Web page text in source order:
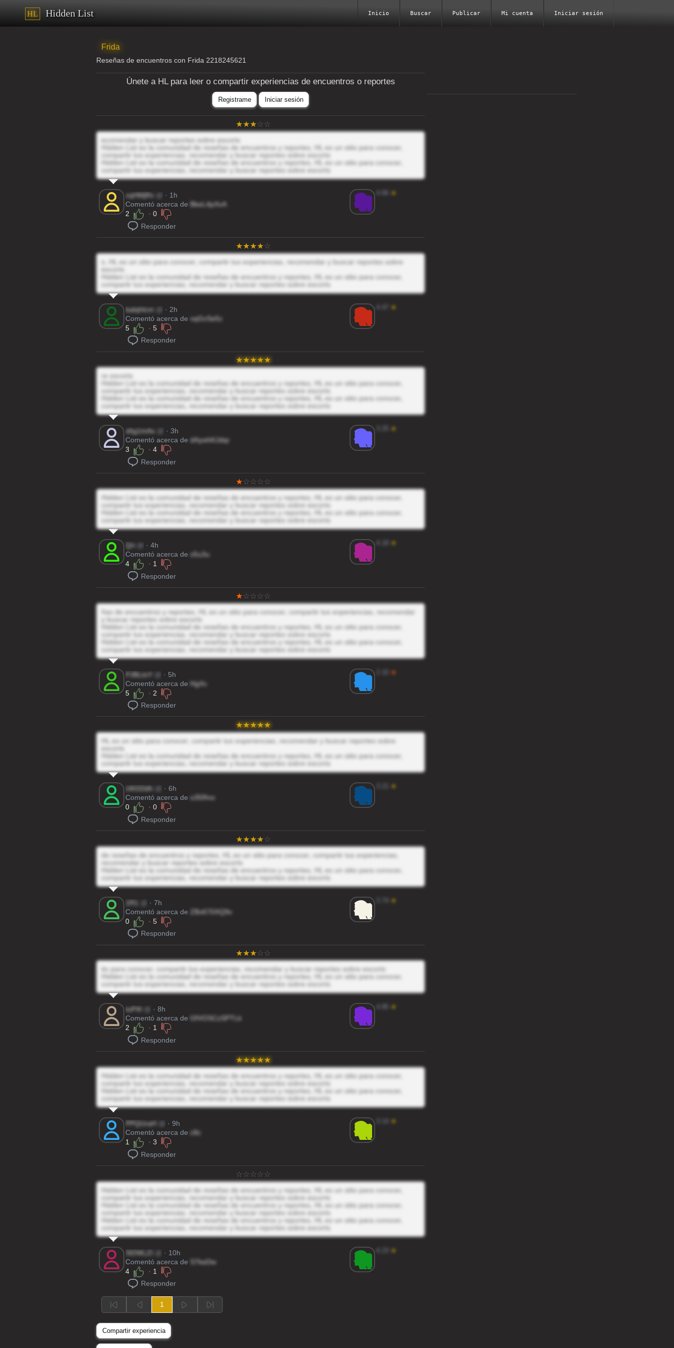
HL Hidden List Inicio Buscar Publicar Mi cuenta Iniciar sesión
Frida
Reseñas de encuentros con Frida 2218245621
Únete a HL para leer o compartir experiencias de encuentros o reportes
Registrame Iniciar sesión
ecomendar y buscar reportes sobre escorts
Hidden List es la comunidad de reseñas de encuentros y reportes, HL es un sitio para conocer,
compartir tus experiencias, recomendar y buscar reportes sobre escorts
Hidden List es la comunidad de reseñas de encuentros y reportes, HL es un sitio para conocer,
compartir tus experiencias, recomendar y buscar reportes sobre escorts
cqHMjRv
· 1h
Comentó acerca de
BkeL4pXvA
2
· 0
Responder
★
s, HL es un sitio para conocer, compartir tus experiencias, recomendar y buscar reportes sobre
escorts
Hidden List es la comunidad de reseñas de encuentros y reportes, HL es un sitio para conocer,
compartir tus experiencias, recomendar y buscar reportes sobre escorts
balqhlcm
· 2h
Comentó acerca de vqGvSe5c
5
· 5
Responder
★
re escorts
Hidden List es la comunidad de reseñas de encuentros y reportes, HL es un sitio para conocer,
compartir tus experiencias, recomendar y buscar reportes sobre escorts
Hidden List es la comunidad de reseñas de encuentros y reportes, HL es un sitio para conocer,
compartir tus experiencias, recomendar y buscar reportes sobre escorts
s6g1mAx
· 3h
Comentó acerca de dAywhKJdqr
3
· 4
Responder
★
Hidden List es la comunidad de reseñas de encuentros y reportes, HL es un sitio para conocer,
compartir tus experiencias, recomendar y buscar reportes sobre escorts
Hidden List es la comunidad de reseñas de encuentros y reportes, HL es un sitio para conocer,
compartir tus experiencias, recomendar y buscar reportes sobre escorts
Qri
· 4h
Comentó acerca de x5u3u
4
· 1
Responder
★
ñas de encuentros y reportes, HL es un sitio para conocer, compartir tus experiencias, recomendar
y buscar reportes sobre escorts
Hidden List es la comunidad de reseñas de encuentros y reportes, HL es un sitio para conocer,
compartir tus experiencias, recomendar y buscar reportes sobre escorts
Hidden List es la comunidad de reseñas de encuentros y reportes, HL es un sitio para conocer,
compartir tus experiencias, recomendar y buscar reportes sobre escorts
PJBLtoY
· 5h
Comentó acerca de HgXc
5
· 2
Responder
★
HL es un sitio para conocer, compartir tus experiencias, recomendar y buscar reportes sobre
escorts
Hidden List es la comunidad de reseñas de encuentros y reportes, HL es un sitio para conocer,
compartir tus experiencias, recomendar y buscar reportes sobre escorts
U6GDdh
· 6h
Comentó acerca de o35Rno
0
· 0
Responder
★
de reseñas de encuentros y reportes, HL es un sitio para conocer, compartir tus experiencias,
recomendar y buscar reportes sobre escorts
Hidden List es la comunidad de reseñas de encuentros y reportes, HL es un sitio para conocer,
compartir tus experiencias, recomendar y buscar reportes sobre escorts
· 7h
Comentó acerca de
ZBv670XQ9v
0
· 5
Responder
★
tio para conocer, compartir tus experiencias, recomendar y buscar reportes sobre escorts
Hidden List es la comunidad de reseñas de encuentros y reportes, HL es un sitio para conocer,
compartir tus experiencias, recomendar y buscar reportes sobre escorts
tuP4I
· 8h
Comentó acerca de
GfVOSCzSPTLk
2
· 1
Responder
★
Hidden List es la comunidad de reseñas de encuentros y reportes, HL es un sitio para conocer,
compartir tus experiencias, recomendar y buscar reportes sobre escorts
Hidden List es la comunidad de reseñas de encuentros y reportes, HL es un sitio para conocer,
compartir tus experiencias, recomendar y buscar reportes sobre escorts
PPQUraH
· 9h
Comentó acerca de
c8c
1
· 3
Responder
★
Hidden List es la comunidad de reseñas de encuentros y reportes, HL es un sitio para conocer,
compartir tus experiencias, recomendar y buscar reportes sobre escorts
Hidden List es la comunidad de reseñas de encuentros y reportes, HL es un sitio para conocer,
compartir tus experiencias, recomendar y buscar reportes sobre escorts
Hidden List es la comunidad de reseñas de encuentros y reportes, HL es un sitio para conocer,
compartir tus experiencias, recomendar y buscar reportes sobre escorts
Sf2WLZI
· 10h
Comentó acerca de
S7keDw
4
· 1
Responder
★
1